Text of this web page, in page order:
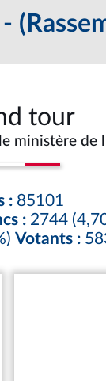
tour
ministère de
: 85101
: 2744
Votants :